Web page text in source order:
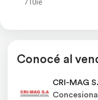
710ie
Conocé al
CRI-MAG